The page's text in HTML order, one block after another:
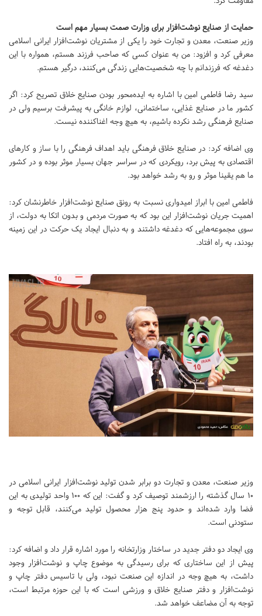
حمایت از صنایع نوشت‌افزار برای وزارت صمت بسیار مهم است
وزیر صنعت، معدن و تجارت خود را یکی از مشتریان نوشت‌‌افزار ایرانی اسلامی
معرفی کرد و افزود: من به عنوان کسی که صاحب فرزند هستم، همواره با این
دغدغه که فرزندانم با چه شخصیت‌هایی زندگی می‌کنند، درگیر هستم.
سید رضا فاطمی امین با اشاره به ایده‌محور بودن صنایع خلاق تصریح کرد: اگر
کشور ما در صنایع غذایی، ساختمانی، لوازم خانگی به پیشرفت برسیم ولی در
صنایع فرهنگی رشد نکرده باشیم، به هیچ وجه اغناکننده نیست.
وی اضافه کرد: در صنایع خلاق فرهنگی باید اهداف فرهنگی را با ساز و کارهای
اقتصادی به پیش برد، رویکردی که در سراسر جهان بسیار موثر بوده و در کشور
ما هم یقینا موثر و رو به رشد خواهد بود.
فاطمی امین با ابراز امیدواری نسبت به رونق صنایع نوشت‌افزار خاطرنشان کرد:
اهمیت جریان نوشت‌افزار این بود که به صورت مردمی و بدون اتکا به دولت، از
سوی مجموعه‌هایی که دغدغه داشتند و به دنبال ایجاد یک حرکت در این زمینه
بودند، به راه افتاد.
وزیر صنعت، معدن و تجارت دو برابر شدن تولید نوشت‌افزار ایرانی اسلامی در
10 سال گذشته را ارزشمند توصیف کرد و گفت: این که 100 واحد تولیدی به این
فضا وارد شده‌اند و حدود پنج هزار محصول تولید می‌کنند، قابل توجه و
ستودنی است.
وی ایجاد دو دفتر جدید در ساختار وزارتخانه را مورد اشاره قرار داد و اضافه کرد:
پیش از این ساختاری که برای رسیدگی به موضوع چاپ و نوشت‌افزار وجود
داشت، به هیچ وجه در اندازه این صنعت نبود، ولی با تاسیس دفتر چاپ و
نوشت‌افزار و دفتر صنایع خلاق و ورزشی است که با این حوزه مرتبط است،
توجه به آن مضاعف خواهد شد.